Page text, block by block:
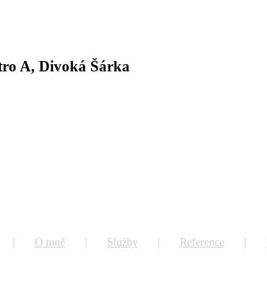
A, Divoká Šárka
O mně Služby Reference